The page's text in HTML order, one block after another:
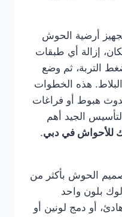
أرضية الحوش
إزالة أي طبقات
التربة، ثم وضع
هذه الخطوات
هبوط أو فراغات
الجيد أهم
للأحواش في دبي.
الحوش بأكثر من
بلون واحد
أو دمج لونين أو